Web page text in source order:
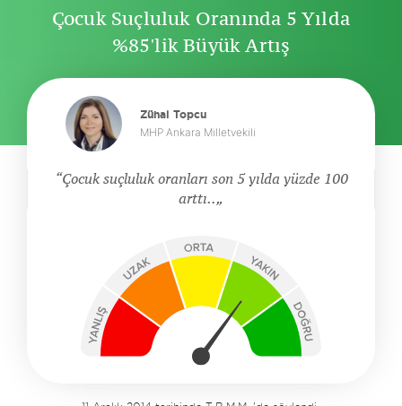
Çocuk Suçluluk Oranında 5 Yılda
%85'lik Büyük Artış
Zühal Topcu
MHP Ankara Milletvekili
Çocuk suçluluk oranları son 5 yılda yüzde 100
arttı..